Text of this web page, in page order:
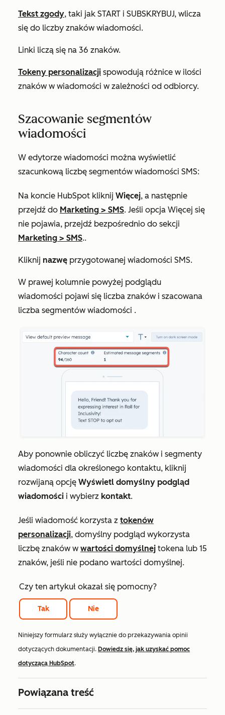
Tekst zgody, taki jak START i SUBSKRYBUJ, wlicza
się do liczby znaków wiadomości.
Linki liczą się na 36 znaków.
Tokeny personalizacji spowodują różnice w ilości
znaków w wiadomości w zależności od odbiorcy.
Szacowanie segmentów
wiadomości
W edytorze wiadomości można wyświetlić
szacunkową liczbę segmentów wiadomości SMS:
Na koncie HubSpot kliknij Więcej, a następnie
przejdź do Marketing > SMS. Jeśli opcja Więcej się
nie pojawia, przejdź bezpośrednio do sekcji
Marketing > SMS..
Kliknij nazwę przygotowanej wiadomości SMS.
W prawej kolumnie powyżej podglądu
wiadomości pojawi się liczba znaków i szacowana
liczba segmentów wiadomości .
Aby ponownie obliczyć liczbę znaków i segmenty
wiadomości dla określonego kontaktu, kliknij
rozwijaną opcję Wyświetl domyślny podgląd
wiadomości i wybierz kontakt.
Jeśli wiadomość korzysta z tokenów
personalizacji, domyślny podgląd wykorzysta
liczbę znaków w wartości domyślnej tokena lub 15
znaków, jeśli nie podano wartości domyślnej.
Czy ten artykuł okazał się pomocny?
Tak Nie
Niniejszy formularz służy wyłącznie do przekazywania opinii
dotyczących dokumentacji. Dowiedz się, jak uzyskać pomoc
dotyczącą HubSpot.
Powiązana treść